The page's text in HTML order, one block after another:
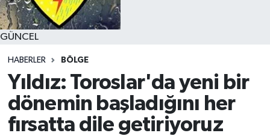
GÜNCEL
HABERLER BÖLGE
Yıldız: Toroslar'da yeni bir
dönemin başladığını her
fırsatta dile getiriyoruz